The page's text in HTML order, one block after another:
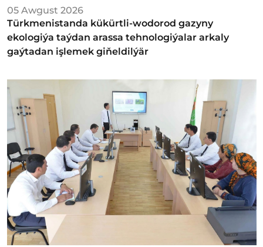
05 Awgust 2026
Türkmenistanda kükürtli-wodorod gazyny
ekologiýa taýdan arassa tehnologiýalar arkaly
gaýtadan işlemek giňeldilýär